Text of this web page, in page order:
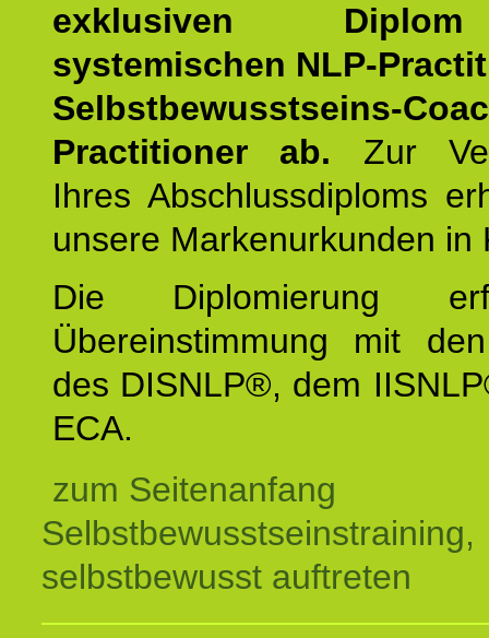
exklusiven
systemischen NLP-
Selbstbewusstseins-
Practitioner ab. Zur
Ihres Abschlussdiploms
unsere Markenurkunden in
Die Diplomierung
Übereinstimmung mit
des DISNLP®, dem
ECA.
zum Seitenanfang
Selbstbewusstseinstraining,
selbstbewusst auftreten